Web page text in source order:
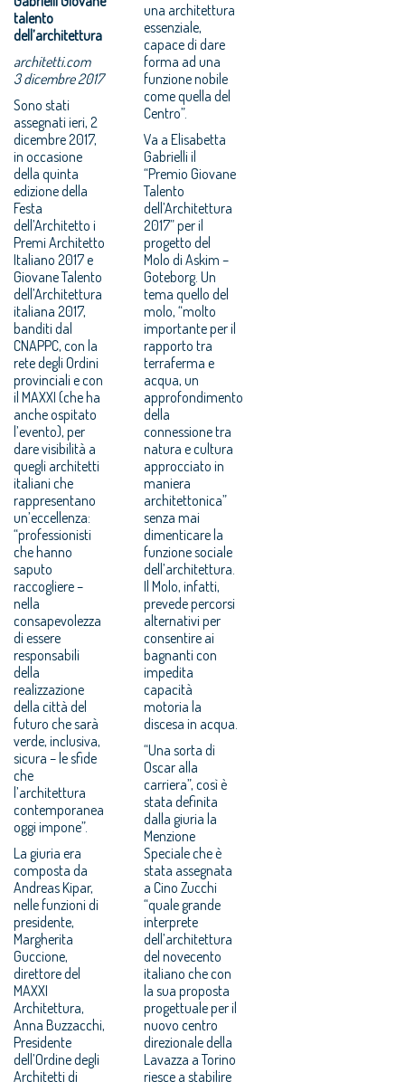
talento
dell’architettura
architetti.com
3 dicembre 2017
Sono stati
assegnati ieri, 2
dicembre 2017,
in occasione
della quinta
edizione della
Festa
dell’Architetto i
Premi Architetto
Italiano 2017 e
Giovane Talento
dell’Architettura
italiana 2017,
banditi dal
CNAPPC, con la
rete degli Ordini
provinciali e con
il MAXXI (che ha
anche ospitato
l’evento), per
dare visibilità a
quegli architetti
italiani che
rappresentano
un’eccellenza:
“professionisti
che hanno
saputo
raccogliere –
nella
consapevolezza
di essere
responsabili
della
realizzazione
della città del
futuro che sarà
verde, inclusiva,
sicura – le sfide
che
l’architettura
contemporanea
oggi impone”.
La giuria era
composta da
Andreas Kipar,
nelle funzioni di
presidente,
Margherita
Guccione,
direttore del
MAXXI
Architettura,
Anna Buzzacchi,
Presidente
dell’Ordine degli
Architetti di
una architettura
essenziale,
capace di dare
forma ad una
funzione nobile
come quella del
Centro”.
Va a Elisabetta
Gabrielli il
“Premio Giovane
Talento
dell’Architettura
2017” per il
progetto del
Molo di Askim –
Goteborg. Un
tema quello del
molo, “molto
importante per il
rapporto tra
terraferma e
acqua, un
approfondimento
della
connessione tra
natura e cultura
approcciato in
maniera
architettonica”
senza mai
dimenticare la
funzione sociale
dell’architettura.
Il Molo, infatti,
prevede percorsi
alternativi per
consentire ai
bagnanti con
impedita
capacità
motoria la
discesa in acqua.
“Una sorta di
Oscar alla
carriera”, così è
stata definita
dalla giuria la
Menzione
Speciale che è
stata assegnata
a Cino Zucchi
“quale grande
interprete
dell’architettura
del novecento
italiano che con
la sua proposta
progettuale per il
nuovo centro
direzionale della
Lavazza a Torino
riesce a stabilire